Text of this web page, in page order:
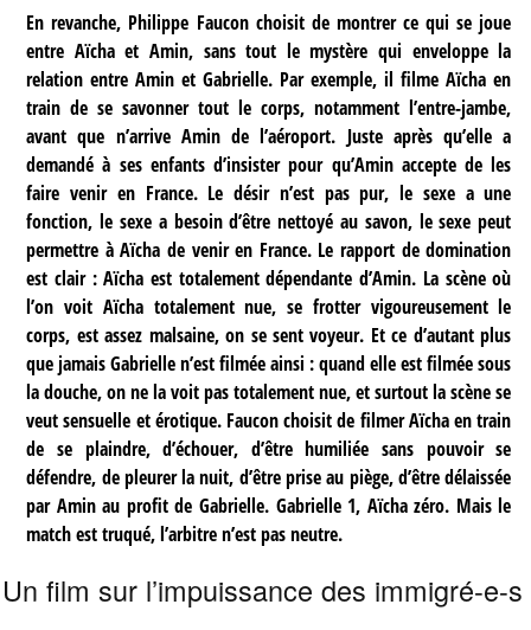
En revanche, Philippe Faucon choisit de montrer ce qui se joue
entre Aïcha et Amin, sans tout le mystère qui enveloppe la
relation entre Amin et Gabrielle. Par exemple, il filme Aïcha en
train de se savonner tout le corps, notamment l’entre-jambe,
avant que n’arrive Amin de l’aéroport. Juste après qu’elle a
demandé à ses enfants d’insister pour qu’Amin accepte de les
faire venir en France. Le désir n’est pas pur, le sexe a une
fonction, le sexe a besoin d’être nettoyé au savon, le sexe peut
permettre à Aïcha de venir en France. Le rapport de domination
est clair : Aïcha est totalement dépendante d’Amin. La scène où
l’on voit Aïcha totalement nue, se frotter vigoureusement le
corps, est assez malsaine, on se sent voyeur. Et ce d’autant plus
que jamais Gabrielle n’est filmée ainsi : quand elle est filmée sous
la douche, on ne la voit pas totalement nue, et surtout la scène se
veut sensuelle et érotique. Faucon choisit de filmer Aïcha en train
de se plaindre, d’échouer, d’être humiliée sans pouvoir se
défendre, de pleurer la nuit, d’être prise au piège, d’être délaissée
par Amin au profit de Gabrielle. Gabrielle 1, Aïcha zéro. Mais le
match est truqué, l’arbitre n’est pas neutre.
Un film sur l’impuissance des immigré-e-s